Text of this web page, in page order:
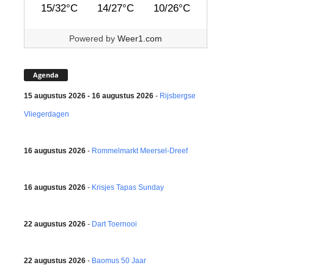
15/32°C 14/27°C 10/26°C
Powered by Weer1.com
Agenda
15 augustus 2026 - 16 augustus 2026- Rijsbergse
Vliegerdagen
16 augustus 2026- Rommelmarkt Meersel-Dreef
16 augustus 2026- Krisjes Tapas Sunday
22 augustus 2026- Dart Toernooi
22 augustus 2026- Baomus 50 Jaar